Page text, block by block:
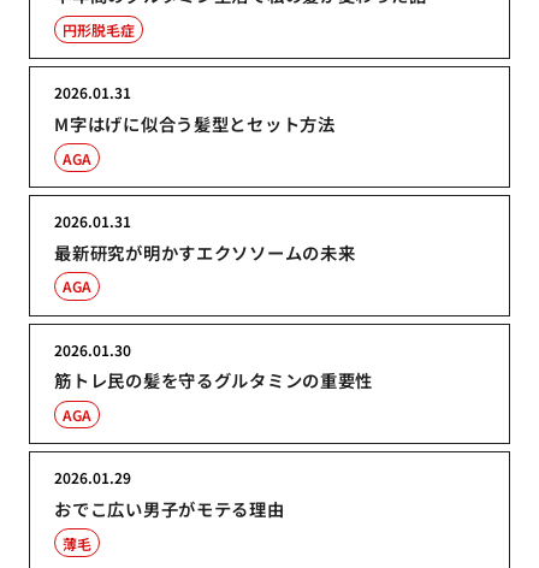
円形脱毛症
M字はげに似合う髪型とセット方法
2026.01.31
AGA
最新研究が明かすエクソソームの未来
2026.01.31
AGA
筋トレ民の髪を守るグルタミンの重要性
2026.01.30
AGA
おでこ広い男子がモテる理由
2026.01.29
薄毛